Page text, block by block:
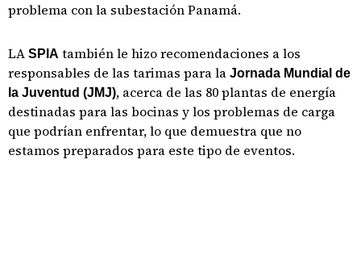
problema con la subestación Panamá.
LA SPIA también le hizo recomendaciones a los
responsables de las tarimas para la Jornada Mundial de
la Juventud (JMJ), acerca de las 80 plantas de energía
destinadas para las bocinas y los problemas de carga
que podrían enfrentar, lo que demuestra que no
estamos preparados para este tipo de eventos.